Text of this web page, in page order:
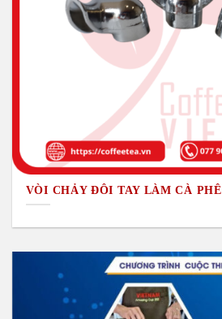
VÒI CHẢY ĐÔI TAY LÀM CÀ PHÊ